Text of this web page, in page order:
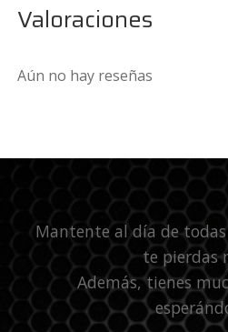
Valoraciones
Aún no hay reseñas
Mantente al día de
te pierdas
Además, tienes